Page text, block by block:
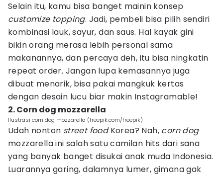
Selain itu, kamu bisa banget mainin konsep
customize topping. Jadi, pembeli bisa pilih sendiri
kombinasi lauk, sayur, dan saus. Hal kayak gini
bikin orang merasa lebih personal sama
makanannya, dan percaya deh, itu bisa ningkatin
repeat order. Jangan lupa kemasannya juga
dibuat menarik, bisa pakai mangkuk kertas
dengan desain lucu biar makin Instagramable!
2. Corn dog mozzarella
Ilustrasi corn dog mozzarella (freepik.com/freepik)
Udah nonton street foodKorea? Nah, corn dog
mozzarella ini salah satu camilan hits dari sana
yang banyak banget disukai anak muda Indonesia.
Luarannya garing, dalamnya lumer, gimana gak